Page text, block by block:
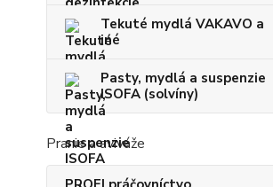
Tekuté mydlá VAKAVO a
iné
Pasty, mydlá a suspenzie
ISOFA (solvíny)
Pranie a aviváže